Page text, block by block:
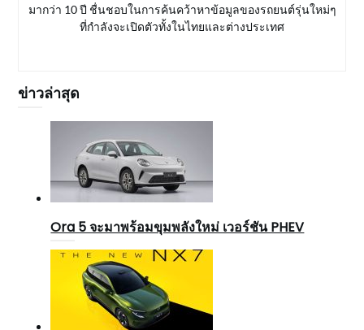
มากว่า 10 ปี ชื่นชอบในการค้นคว้าหาข้อมูลของรถยนต์รุ่นใหม่ๆ
ที่กำลังจะเปิดตัวทั้งในไทยและต่างประเทศ
ข่าวล่าสุด
Ora 5 จะมาพร้อมขุมพลังใหม่ เวอร์ชัน PHEV